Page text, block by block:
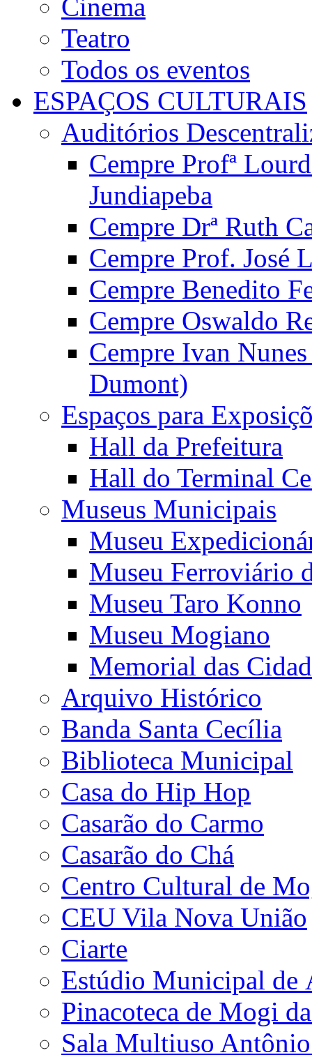
Cinema
Teatro
Todos os eventos
ESPAÇOS CULTURAIS
Auditórios
Cempre Profª
Jundiapeba
Cempre Drª Ruth
Cempre Prof. José
Cempre Benedito
Cempre Oswaldo
Cempre Ivan
Dumont)
Espaços para
Hall da Prefeitura
Hall do Terminal
Museus Municipais
Museu
Museu Ferroviário
Museu Taro Konno
Museu Mogiano
Memorial das
Arquivo Histórico
Banda Santa Cecília
Biblioteca Municipal
Casa do Hip Hop
Casarão do Carmo
Casarão do Chá
Centro Cultural de
CEU Vila Nova União
Ciarte
Estúdio Municipal de
Pinacoteca de Mogi
Sala Multiuso